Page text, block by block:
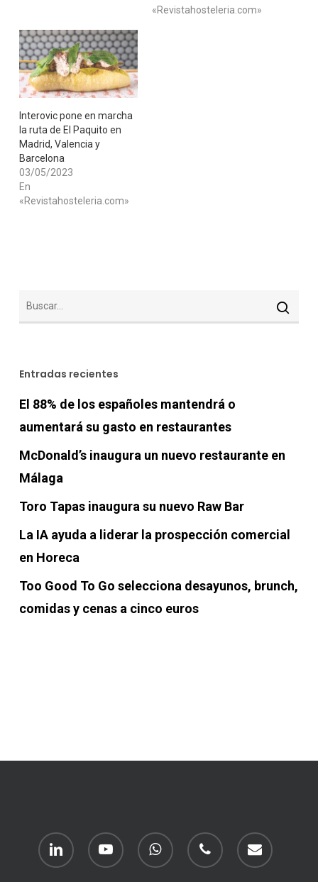
«Revistahosteleria.com»
Interovic pone en marcha
la ruta de El Paquito en
Madrid, Valencia y
Barcelona
03/05/2023
En
«Revistahosteleria.com»
Entradas recientes
El 88% de los españoles mantendrá o
aumentará su gasto en restaurantes
McDonald’s inaugura un nuevo restaurante en
Málaga
Toro Tapas inaugura su nuevo Raw Bar
La IA ayuda a liderar la prospección comercial
en Horeca
Too Good To Go selecciona desayunos, brunch,
comidas y cenas a cinco euros
linkedin youtube whatsapp phone email